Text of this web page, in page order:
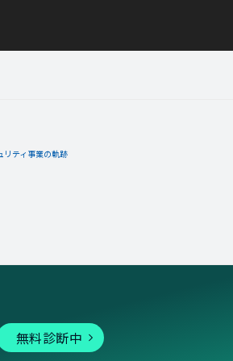
リティ事業の軌跡
無料診断中